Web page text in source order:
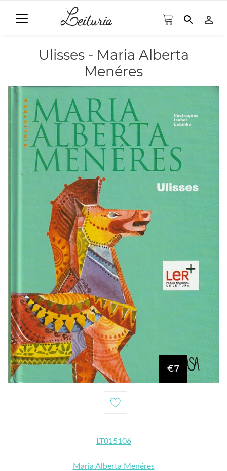
search person_outline
Ulisses - Maria Alberta
Menéres
€7
LT015106
Maria Alberta Menéres